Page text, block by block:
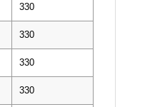
330
330
330
330